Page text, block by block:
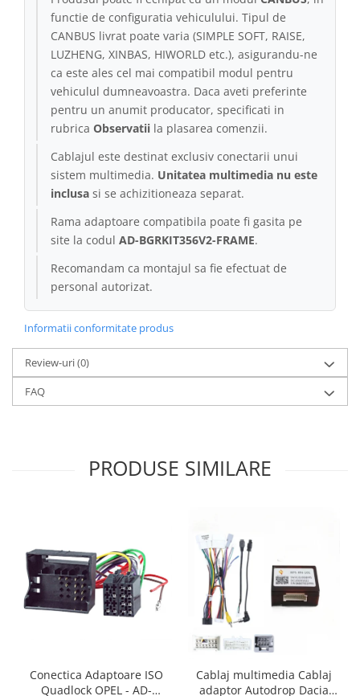
functie de configuratia vehiculului. Tipul de
CANBUS livrat poate varia (SIMPLE SOFT, RAISE,
LUZHENG, XINBAS, HIWORLD etc.), asigurandu-ne
ca este ales cel mai compatibil modul pentru
vehiculul dumneavoastra. Daca aveti preferinte
pentru un anumit producator, specificati in
rubrica Observatii la plasarea comenzii.
Cablajul este destinat exclusiv conectarii unui
sistem multimedia. Unitatea multimedia nu este
inclusa si se achizitioneaza separat.
Rama adaptoare compatibila poate fi gasita pe
site la codul AD-BGRKIT356V2-FRAME.
Recomandam ca montajul sa fie efectuat de
personal autorizat.
Informatii conformitate produs
Review-uri(0)
FAQ
PRODUSE SIMILARE
Conectica Adaptoare ISO
Quadlock OPEL - AD-
Cablaj multimedia Cablaj
adaptor Autodrop Dacia